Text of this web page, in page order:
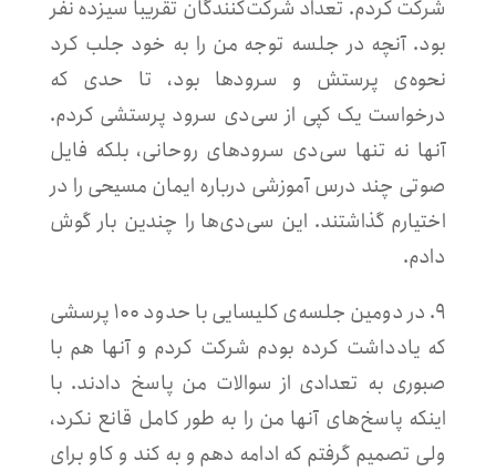
شرکت کردم. تعداد شرکت‌کنندگان تقریبا سیزده نفر
بود. آنچه در جلسه توجه من را به خود جلب کرد
نحوه‌ی پرستش و سرودها بود، تا حدی که
درخواست یک کپی از سی‌دی سرود پرستشی کردم.
آنها نه تنها سی‌دی سرودهای روحانی، بلکه فایل
صوتی چند درس آموزشی درباره ایمان مسیحی را در
اختیارم گذاشتند. این سی‌دی‌ها را چندین بار گوش
دادم.
۹. در دومین جلسه‌ی کلیسایی با حدود ۱۰۰ پرسشی
که یادداشت کرده بودم شرکت کردم و آنها هم با
صبوری به تعدادی از سوالات من پاسخ دادند. با
اینکه پاسخ‌های آنها من را به طور کامل قانع نکرد،
ولی تصمیم گرفتم که ادامه دهم و به کند و کاو برای